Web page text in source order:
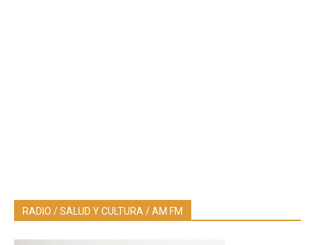
RADIO / SALUD Y CULTURA / AM FM